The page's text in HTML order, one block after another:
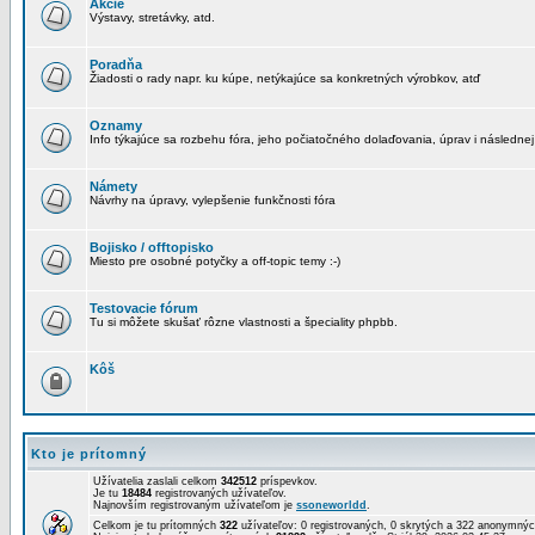
Akcie
Výstavy, stretávky, atd.
Poradňa
Žiadosti o rady napr. ku kúpe, netýkajúce sa konkretných výrobkov, atď
Oznamy
Info týkajúce sa rozbehu fóra, jeho počiatočného dolaďovania, úprav i následnej
Námety
Návrhy na úpravy, vylepšenie funkčnosti fóra
Bojisko / offtopisko
Miesto pre osobné potyčky a off-topic temy :-)
Testovacie fórum
Tu si môžete skušať rôzne vlastnosti a špeciality phpbb.
Kôš
Kto je prítomný
Užívatelia zaslali celkom 342512 príspevkov.
Je tu 18484 registrovaných užívateľov.
Najnovším registrovaným užívateľom je ssoneworldd .
Celkom je tu prítomných 322 užívateľov: 0 registrovaných, 0 skrytých a 322